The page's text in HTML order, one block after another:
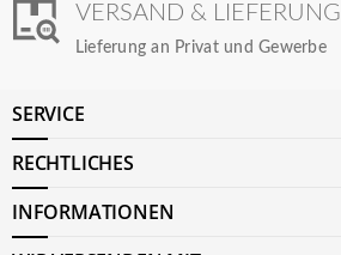
VERSAND & LIEFERUNG
Lieferung an Privat und Gewerbe
SERVICE
RECHTLICHES
INFORMATIONEN